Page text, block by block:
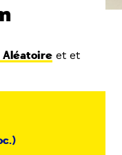
Aléatoire et et